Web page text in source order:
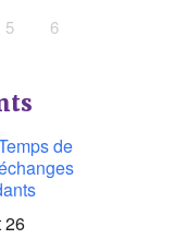
5 6
de
26